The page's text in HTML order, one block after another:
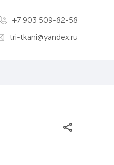
+7 903 509-82-58
tri-tkani@yandex.ru